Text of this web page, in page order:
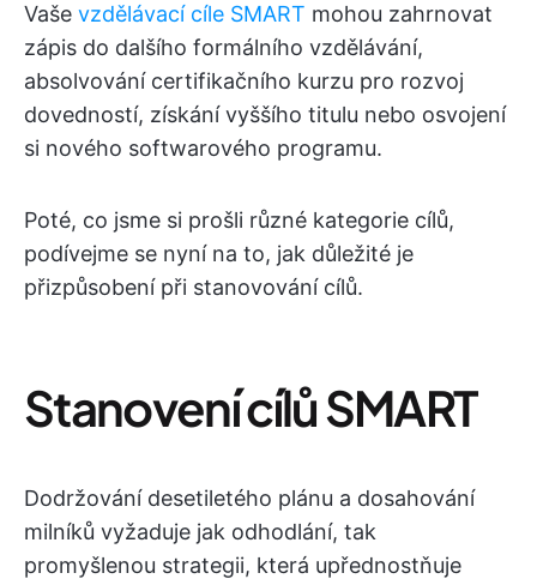
Vaše vzdělávací cíle SMART mohou zahrnovat
zápis do dalšího formálního vzdělávání,
absolvování certifikačního kurzu pro rozvoj
dovedností, získání vyššího titulu nebo osvojení
si nového softwarového programu.
Poté, co jsme si prošli různé kategorie cílů,
podívejme se nyní na to, jak důležité je
přizpůsobení při stanovování cílů.
Stanovení cílů SMART
Dodržování desetiletého plánu a dosahování
milníků vyžaduje jak odhodlání, tak
promyšlenou strategii, která upřednostňuje